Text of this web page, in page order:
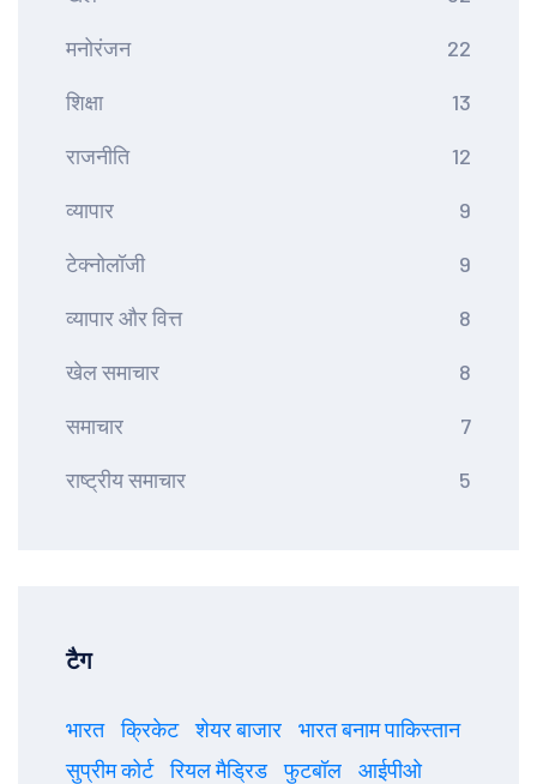
मनोरंजन 22
शिक्षा 13
राजनीति 12
व्यापार 9
टेक्नोलॉजी 9
व्यापार और वित्त 8
खेल समाचार 8
समाचार 7
राष्ट्रीय समाचार 5
टैग
भारत क्रिकेट शेयर बाजार
भारत बनाम पाकिस्तान
सुप्रीम कोर्ट
रियल मैड्रिड फुटबॉल
आईपीओ